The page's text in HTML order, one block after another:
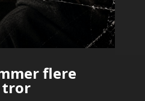
flere
tror